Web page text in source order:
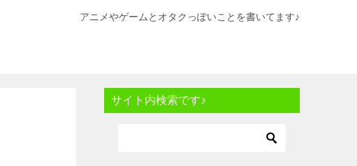
アニメやゲームとオタクっぽいことを書いてます♪
サイト内検索です♪